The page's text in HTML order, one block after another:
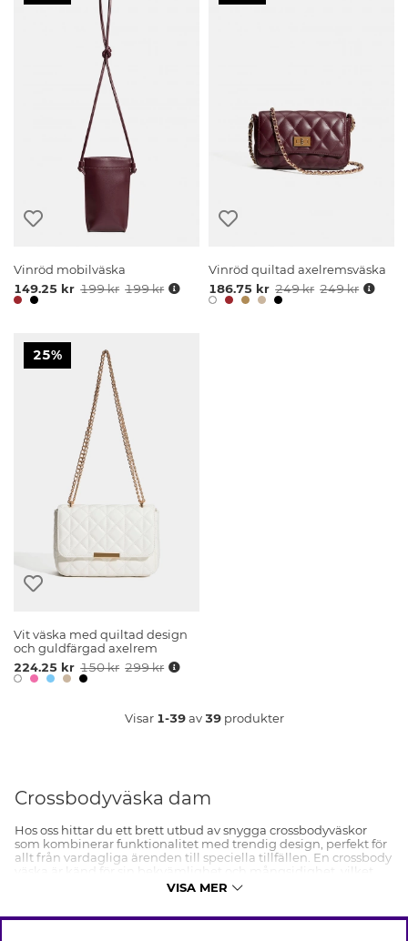
Vinröd mobilväska
149.25 kr 199 kr 199 kr
Vinröd quiltad axelremsväska
186.75 kr 249 kr 249 kr
25%
Vit väska med quiltad design
och guldfärgad axelrem
224.25 kr 150 kr 299 kr
Visar 1-39av39produkter
Crossbodyväska dam
Hos oss hittar du ett brett utbud av snygga crossbodyväskor
som kombinerar funktionalitet med trendig design, perfekt för
allt från vardagliga ärenden till speciella tillfällen. En crossbody
väska är känd för sin bekvämlighet och mångsidighet, vilket
gör den till ett praktiskt tillbehör i varje garderob. I stället för att
VISA MER